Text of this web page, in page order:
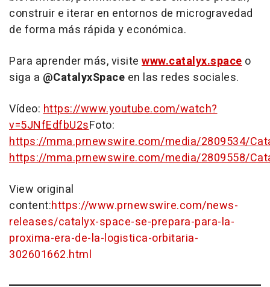
construir e iterar en entornos de microgravedad
de forma más rápida y económica.
Para aprender más, visite www.catalyx.spaceo
siga a @CatalyxSpace en las redes sociales.
Vídeo:https://www.youtube.com/watch?
v=5JNfEdfbU2sFoto:
https://mma.prnewswire.com/media/2809534/
https://mma.prnewswire.com/media/2809558/
View original
content:https://www.prnewswire.com/news-
releases/catalyx-space-se-prepara-para-la-
proxima-era-de-la-logistica-orbitaria-
302601662.html